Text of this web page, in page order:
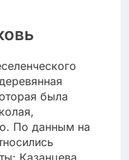
была
По данным на